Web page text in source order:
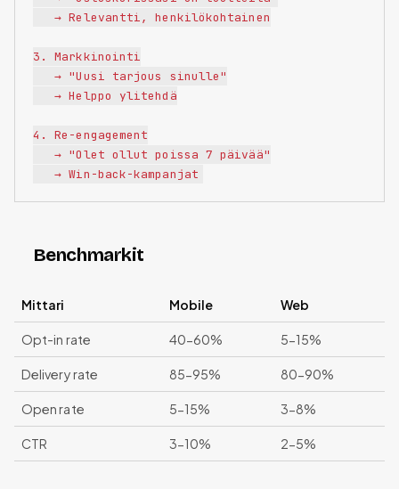
   → Relevantti, henkilökohtainen
3. Markkinointi
   → "Uusi tarjous sinulle"
   → Helppo ylitehdä
4. Re-engagement
   → "Olet ollut poissa 7 päivää"
Benchmarkit
Mittari Mobile Web
Opt-in rate 40-60% 5-15%
Delivery rate 85-95% 80-90%
Open rate 5-15% 3-8%
CTR 3-10% 2-5%